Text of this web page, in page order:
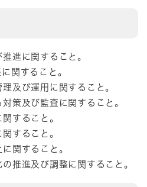
進に関すること。
関すること。
及び運用に関すること。
策及び監査に関すること。
すること。
すること。
関すること。
推進及び調整に関すること。